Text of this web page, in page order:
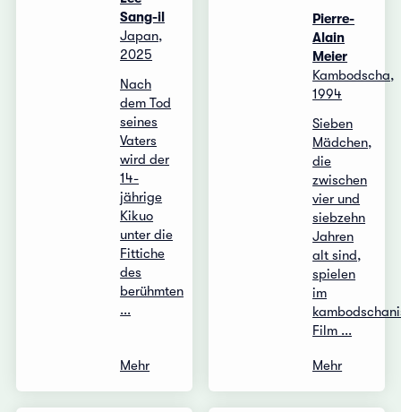
Sang-il
Japan,
2025
Nach
dem Tod
seines
Vaters
wird der
14-
jährige
Kikuo
unter die
Fittiche
des
berühmten
...
Mehr
Pierre-
Alain
Meier
Kambodscha,
1994
Sieben
Mädchen,
die
zwischen
vier und
siebzehn
Jahren
alt sind,
spielen
im
Film ...
Mehr